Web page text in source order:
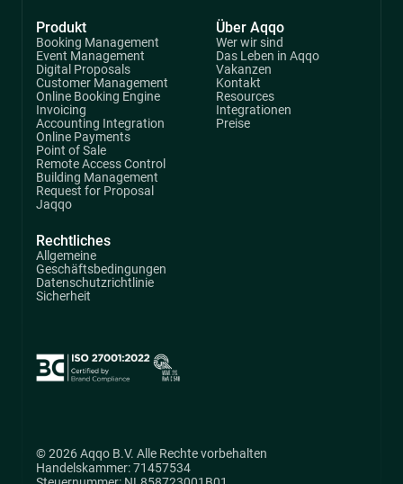
Produkt
Booking Management
Event Management
Digital Proposals
Customer Management
Online Booking Engine
Invoicing
Accounting Integration
Online Payments
Point of Sale
Remote Access Control
Building Management
Request for Proposal
Jaqqo
Über Aqqo
Wer wir sind
Das Leben in Aqqo
Vakanzen
Kontakt
Resources
Integrationen
Preise
Rechtliches
Allgemeine
Geschäftsbedingungen
Datenschutzrichtlinie
Sicherheit
© 2026 Aqqo B.V. Alle Rechte vorbehalten
Handelskammer: 71457534